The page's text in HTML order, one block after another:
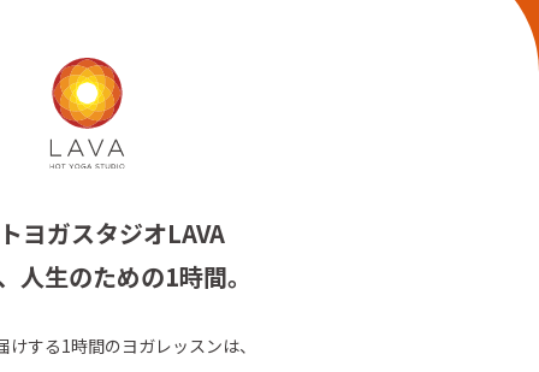
ヨガスタジオLAVA
人生のための1時間。
けする1時間のヨガレッスンは、